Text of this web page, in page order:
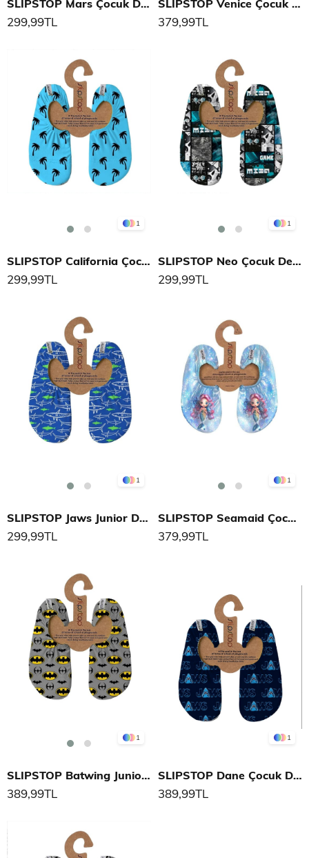
SLIPSTOP Mars Çocuk Deniz Ayakkabısı
299,99TL
SLIPSTOP Venice Çocuk Deniz Ayakkabısı
379,99TL
1
SLIPSTOP California Çocuk Deniz Ayakkabısı
299,99TL
1
SLIPSTOP Neo Çocuk Deniz Ayakkabısı
299,99TL
1
SLIPSTOP Jaws Junior Deniz Ayakkabısı
299,99TL
1
SLIPSTOP Seamaid Çocuk Deniz Ayakkabısı
379,99TL
1
SLIPSTOP Batwing Junior Çocuk Deniz Ayakkabısı
389,99TL
1
SLIPSTOP Dane Çocuk Deniz Ayakkabısı
389,99TL